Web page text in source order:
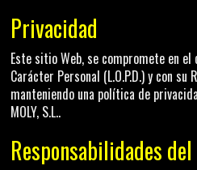
Privacidad
Este sitio Web, se compromete en
Carácter Personal (L.O.P.D.) y con
manteniendo una política de
MOLY, S.L..
Responsabilidades